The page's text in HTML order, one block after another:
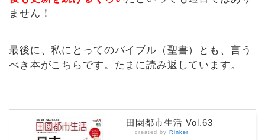
ません！
最後に、私にとってのバイブル（聖書）とも、言う
べき本がこちらです。たまに読み返しています。
田園都市生活 Vol.63
created by Rinker